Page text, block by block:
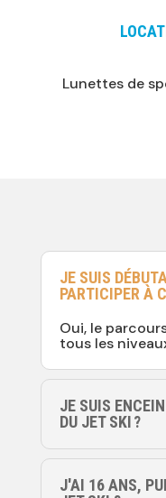
Lunettes de
JE SUIS
PARTICIPER À
Oui, le
tous les
JE SUIS
DU JET SKI ?
J'AI 16 ANS,